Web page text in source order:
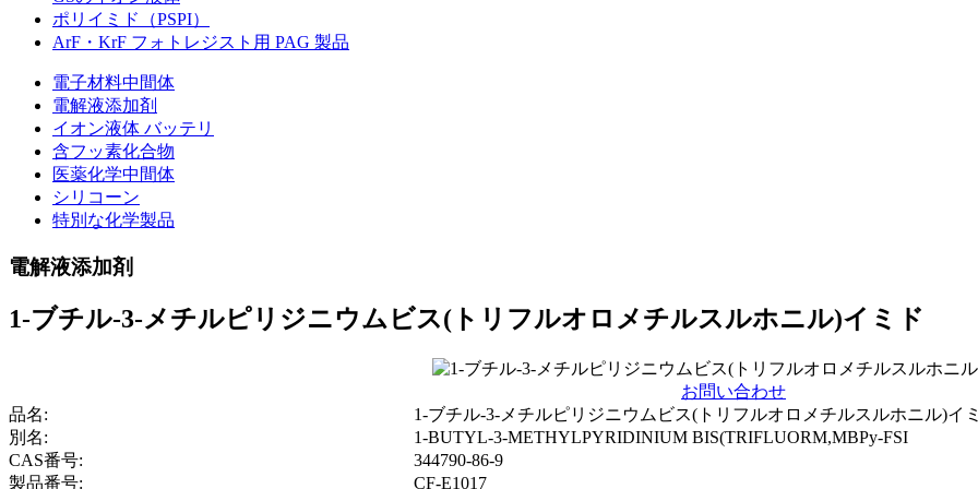
ポリイミド（PSPI）
ArF・KrF フォトレジスト用 PAG 製品
電子材料中間体
電解液添加剤
イオン液体 バッテリ
含フッ素化合物
医薬化学中間体
シリコーン
特別な化学製品
電解液添加剤
1-ブチル-3-メチルピリジニウムビス(トリフルオロメチルスルホニル)イミド
お問い合わせ
品名:
1-ブチル-3-メチルピリジニウムビス(トリフルオロメチルスルホニル)イ
別名:
1-BUTYL-3-METHYLPYRIDINIUM BIS(TRIFLUORM,MBPy-FSI
CAS番号:
344790-86-9
製品番号:
CF-E1017